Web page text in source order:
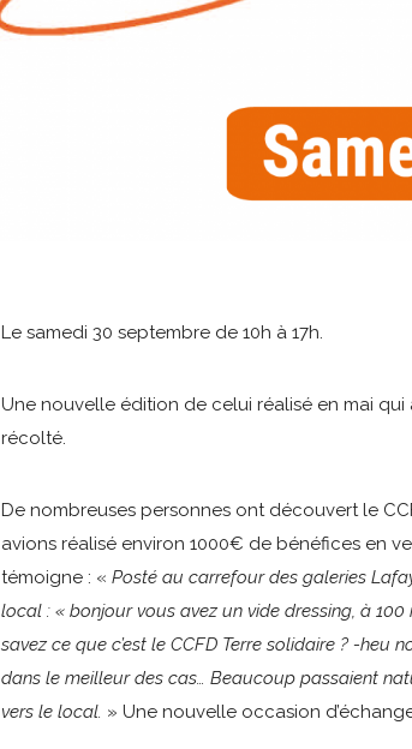
Le samedi 30 septembre de 10h à 17h.
Une nouvelle édition de celui réalisé en mai
récolté.
De nombreuses personnes ont découvert le
avions réalisé environ 1000€ de bénéfices en
témoigne : « Posté au carrefour des galeries
local : « bonjour vous avez un vide dressing, à
savez ce que c’est le CCFD Terre solidaire ? -
dans le meilleur des cas… Beaucoup passaient
vers le local. » Une nouvelle occasion